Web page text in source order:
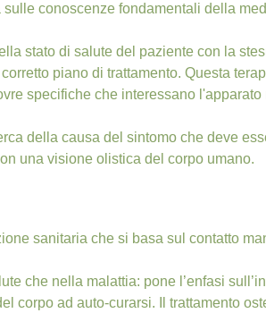
conoscenze fondamentali della
stato di salute del paziente con la
piano di trattamento. Questa
specifiche che interessano l'apparato
della causa del sintomo che deve
una visione olistica del corpo umano.
sanitaria che si basa sul contatto
che nella malattia: pone l’enfasi
corpo ad auto-curarsi. Il trattamento